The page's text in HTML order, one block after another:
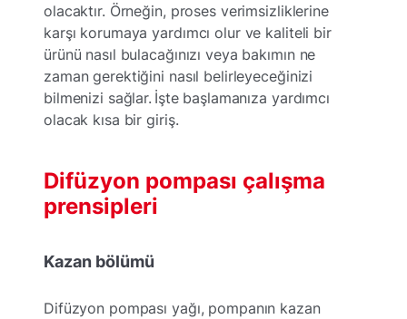
olacaktır. Örneğin, proses verimsizliklerine
karşı korumaya yardımcı olur ve kaliteli bir
ürünü nasıl bulacağınızı veya bakımın ne
zaman gerektiğini nasıl belirleyeceğinizi
bilmenizi sağlar. İşte başlamanıza yardımcı
olacak kısa bir giriş.
Difüzyon pompası çalışma
prensipleri
Kazan bölümü
Difüzyon pompası yağı, pompanın kazan